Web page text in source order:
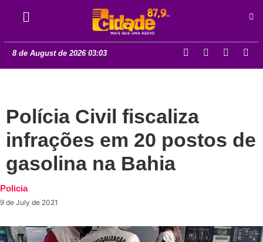
8 de August de 2026 03:03
Polícia Civil fiscaliza
infrações em 20 postos de
gasolina na Bahia
Policia
9 de July de 2021